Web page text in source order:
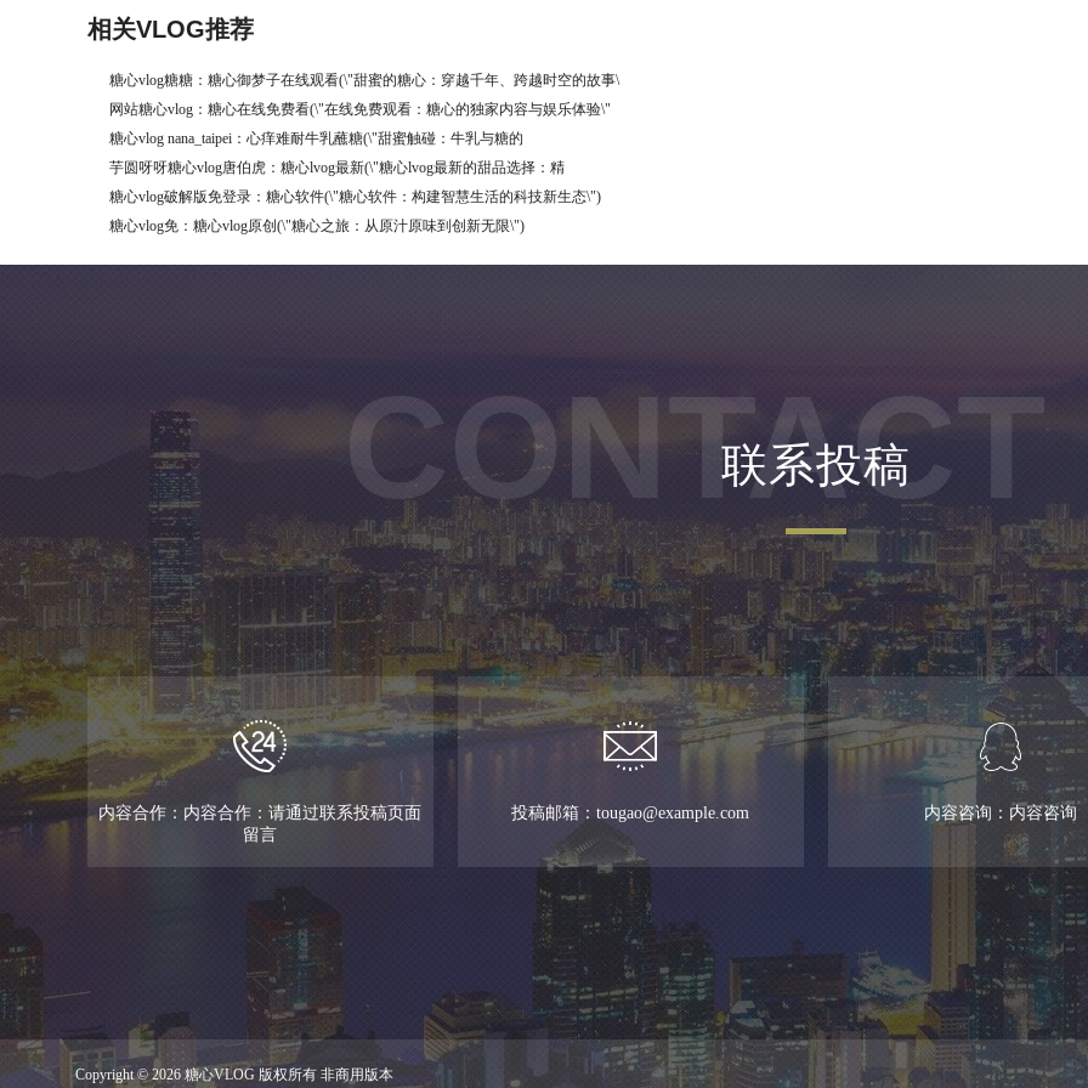
相关VLOG推荐
糖心vlog糖糖：糖心御梦子在线观看(\"甜蜜的糖心：穿越千年、跨越时空的故事\
网站糖心vlog：糖心在线免费看(\"在线免费观看：糖心的独家内容与娱乐体验\"
糖心vlog nana_taipei：心痒难耐牛乳蘸糖(\"甜蜜触碰：牛乳与糖的
芋圆呀呀糖心vlog唐伯虎：糖心lvog最新(\"糖心lvog最新的甜品选择：精
糖心vlog破解版免登录：糖心软件(\"糖心软件：构建智慧生活的科技新生态\")
糖心vlog免：糖心vlog原创(\"糖心之旅：从原汁原味到创新无限\")
联系投稿
CONTACT
内容合作：内容合作：请通过联系投稿页面
留言
投稿邮箱：tougao@example.com 内容咨询：内容咨询
Copyright © 2026 糖心VLOG 版权所有 非商用版本